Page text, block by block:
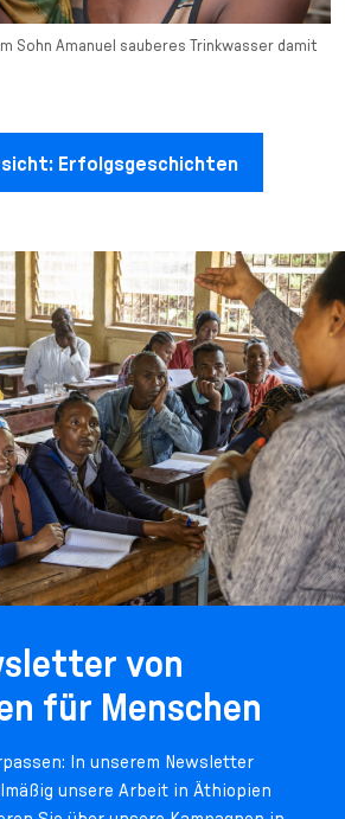
Sohn Amanuel sauberes Trinkwasser damit
Erfolgsgeschichten
von
für Menschen
In unserem Newsletter
unsere Arbeit in Äthiopien